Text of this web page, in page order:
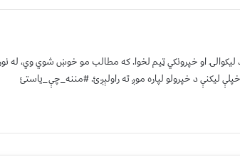
او خپرونکي ټیم لخوا. که مطالب مو خوښ شوي وي، له
لیکنې د خپرولو لپاره موږ ته راولېږئ. #مننه_چې_یاستئ